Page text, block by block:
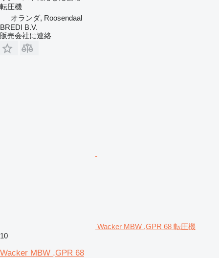
転圧機
オランダ, Roosendaal
BREDI B.V.
販売会社に連絡
Wacker MBW ,GPR 68 転圧機
10
Wacker MBW ,GPR 68